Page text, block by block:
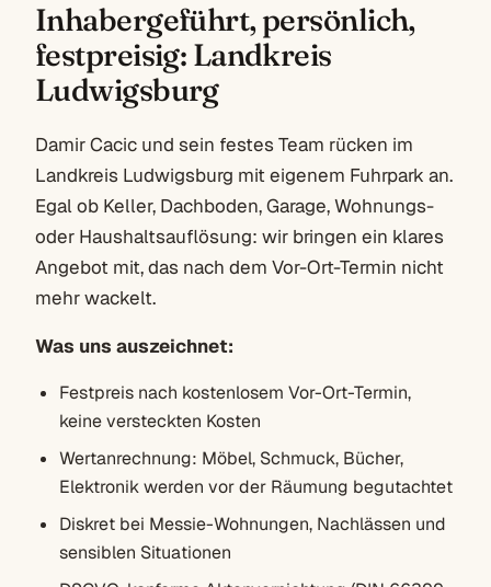
Inhabergeführt, persönlich,
festpreisig: Landkreis
Ludwigsburg
Damir Cacic und sein festes Team rücken im
Landkreis Ludwigsburg mit eigenem Fuhrpark an.
Egal ob Keller, Dachboden, Garage, Wohnungs-
oder Haushaltsauflösung: wir bringen ein klares
Angebot mit, das nach dem Vor-Ort-Termin nicht
mehr wackelt.
Was uns auszeichnet:
Festpreis nach kostenlosem Vor-Ort-Termin,
keine versteckten Kosten
Wertanrechnung: Möbel, Schmuck, Bücher,
Elektronik werden vor der Räumung begutachtet
Diskret bei Messie-Wohnungen, Nachlässen und
sensiblen Situationen